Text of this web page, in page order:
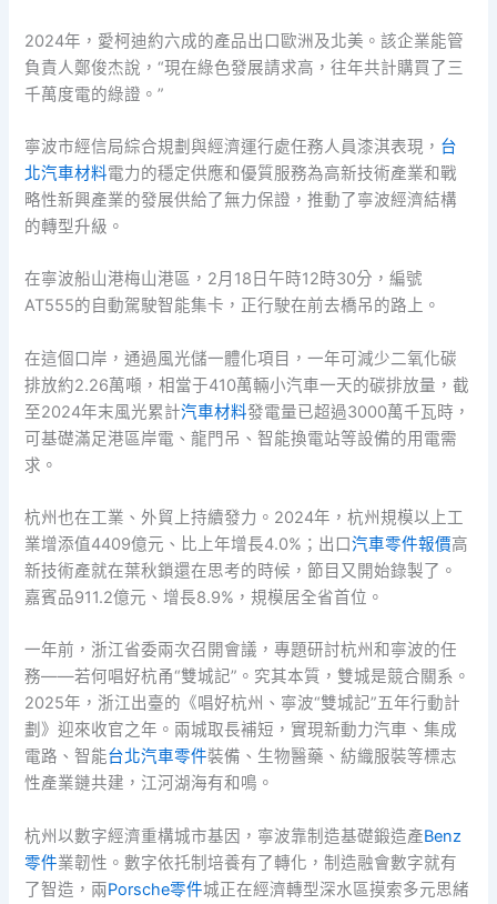
2024年，愛柯迪約六成的產品出口歐洲及北美。該企業能管
負責人鄭俊杰說，“現在綠色發展請求高，往年共計購買了三
千萬度電的綠證。”
寧波市經信局綜合規劃與經濟運行處任務人員漆淇表現， 台
北汽車材料電力的穩定供應和優質服務為高新技術產業和戰
略性新興產業的發展供給了無力保證，推動了寧波經濟結構
的轉型升級。
在寧波船山港梅山港區，2月18日午時12時30分，編號
AT555的自動駕駛智能集卡，正行駛在前去橋吊的路上。
在這個口岸，通過風光儲一體化項目，一年可減少二氧化碳
排放約2.26萬噸，相當于410萬輛小汽車一天的碳排放量，截
至2024年末風光累計汽車材料發電量已超過3000萬千瓦時，
可基礎滿足港區岸電、龍門吊、智能換電站等設備的用電需
求。
杭州也在工業、外貿上持續發力。2024年，杭州規模以上工
業增添值4409億元、比上年增長4.0%；出口汽車零件報價高
新技術產就在葉秋鎖還在思考的時候，節目又開始錄製了。
嘉賓品911.2億元、增長8.9%，規模居全省首位。
一年前，浙江省委兩次召開會議，專題研討杭州和寧波的任
務——若何唱好杭甬“雙城記”。究其本質，雙城是競合關系。
2025年，浙江出臺的《唱好杭州、寧波“雙城記”五年行動計
劃》迎來收官之年。兩城取長補短，實現新動力汽車、集成
電路、智能台北汽車零件裝備、生物醫藥、紡織服裝等標志
性產業鏈共建，江河湖海有和鳴。
杭州以數字經濟重構城市基因，寧波靠制造基礎鍛造產Benz
零件業韌性。數字依托制培養有了轉化，制造融會數字就有
了智造，兩Porsche零件城正在經濟轉型深水區摸索多元思緒